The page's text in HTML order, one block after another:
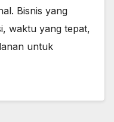
Bisnis yang
waktu yang tepat,
untuk